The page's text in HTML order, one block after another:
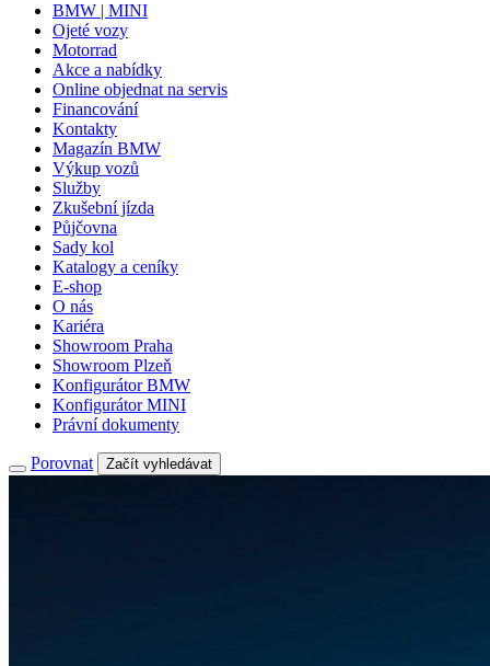
BMW | MINI
Ojeté vozy
Motorrad
Akce a nabídky
Online objednat na servis
Financování
Kontakty
Magazín BMW
Výkup vozů
Služby
Zkušební jízda
Půjčovna
Sady kol
Katalogy a ceníky
E-shop
O nás
Kariéra
Showroom Praha
Showroom Plzeň
Konfigurátor BMW
Konfigurátor MINI
Právní dokumenty
Porovnat Začít vyhledávat